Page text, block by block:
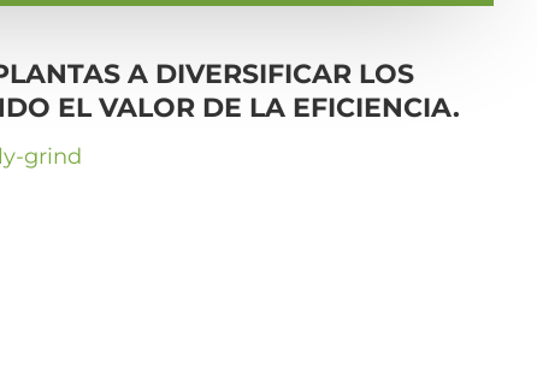
A DIVERSIFICAR LOS
EL VALOR DE LA EFICIENCIA.
grind